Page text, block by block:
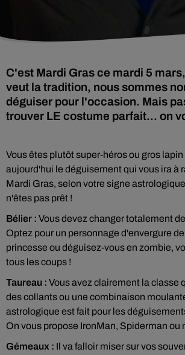
C'est Mardi Gras ce mardi 5
veut la tradition, nous sommes
déguiser pour l'occasion. Mais
trouver LE costume parfait... on
Vous êtes plutôt super-héros ou gros
aujourd'hui le déguisement qui vous ira à
Mardi Gras, selon votre signe
n'êtes pas prêt !
Bélier : Vous devez changer totalement
Optez pour un personnage d'envergure
princesse ou déguisez-vous en zombie,
tous les coups !
Taureau : Vous avez clairement la classe
des collants ou une combinaison
astrologique est fait pour les
On vous propose IronMan, Spiderman ou
Gémeaux : Il va falloir miser sur vos